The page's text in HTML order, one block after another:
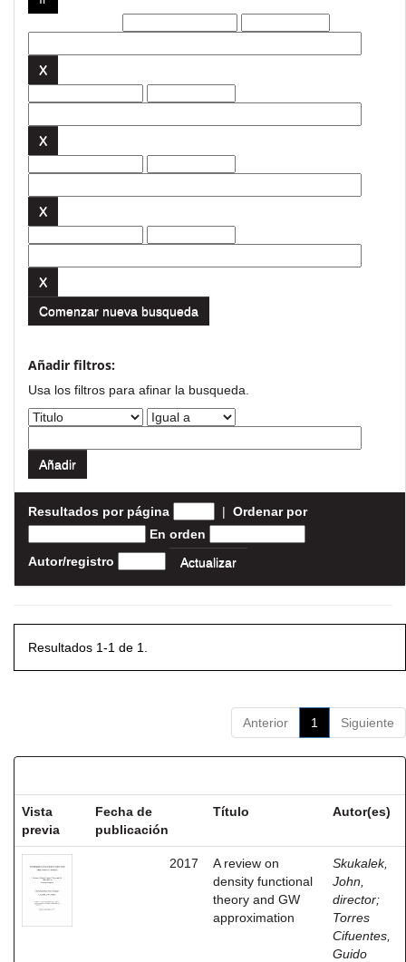
Comenzar nueva busqueda
Añadir filtros:
Usa los filtros para afinar la busqueda.
Resultados por página | Ordenar por
En orden
Autor/registro
Resultados 1-1 de 1.
Anterior 1 Siguiente
Vista
previa
Fecha de
publicación
Título Autor(es)
2017
A review on
density functional
theory and GW
approximation
Skukalek,
John,
director;
Torres
Cifuentes,
Guido